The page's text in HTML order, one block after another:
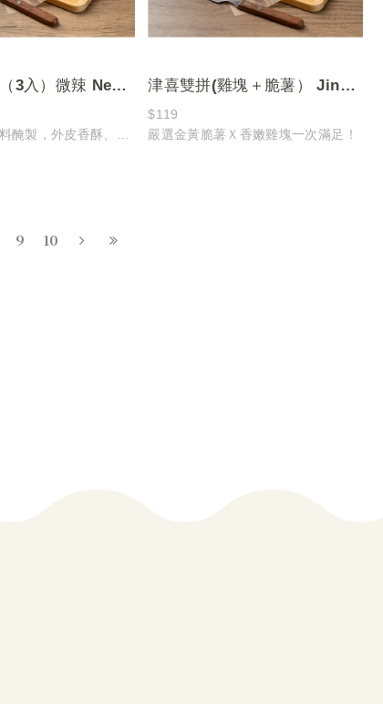
3入）微辣 New
wings(3
spicy
醃製，外皮香酥、肉
津喜雙拼(雞塊＋脆薯） Jinxi
Combo (Chicken Nuggets +
Crispy Fries)
$119
嚴選金黃脆薯Ｘ香嫩雞塊一次滿足！
9 10